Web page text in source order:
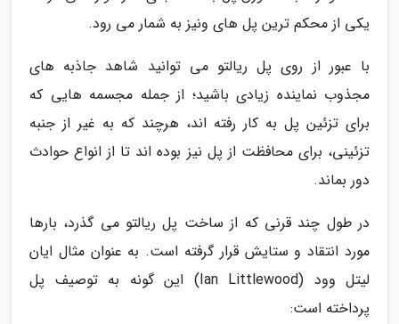
یکی از محکم ترین پل های ونیز به شمار می رود.
با عبور از روی پل ریالتو می توانید شاهد جاذبه های
مجذوب نماینده زیادی باشید؛ از جمله مجسمه هایی که
برای تزئین پل به کار رفته اند، هرچند که به غیر از جنبه
تزئینی، برای محافظت از پل نیز بوده اند تا از انواع حوادث
دور بماند.
در طول چند قرنی که از ساخت پل ریالتو می گذرد، بارها
مورد انتقاد و ستایش قرار گرفته است. به عنوان مثال ایان
لیتل وود (Ian Littlewood) این گونه به توصیف پل
پرداخته است: